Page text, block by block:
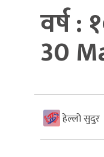
वर्ष
30
हेल्लो सुदुर